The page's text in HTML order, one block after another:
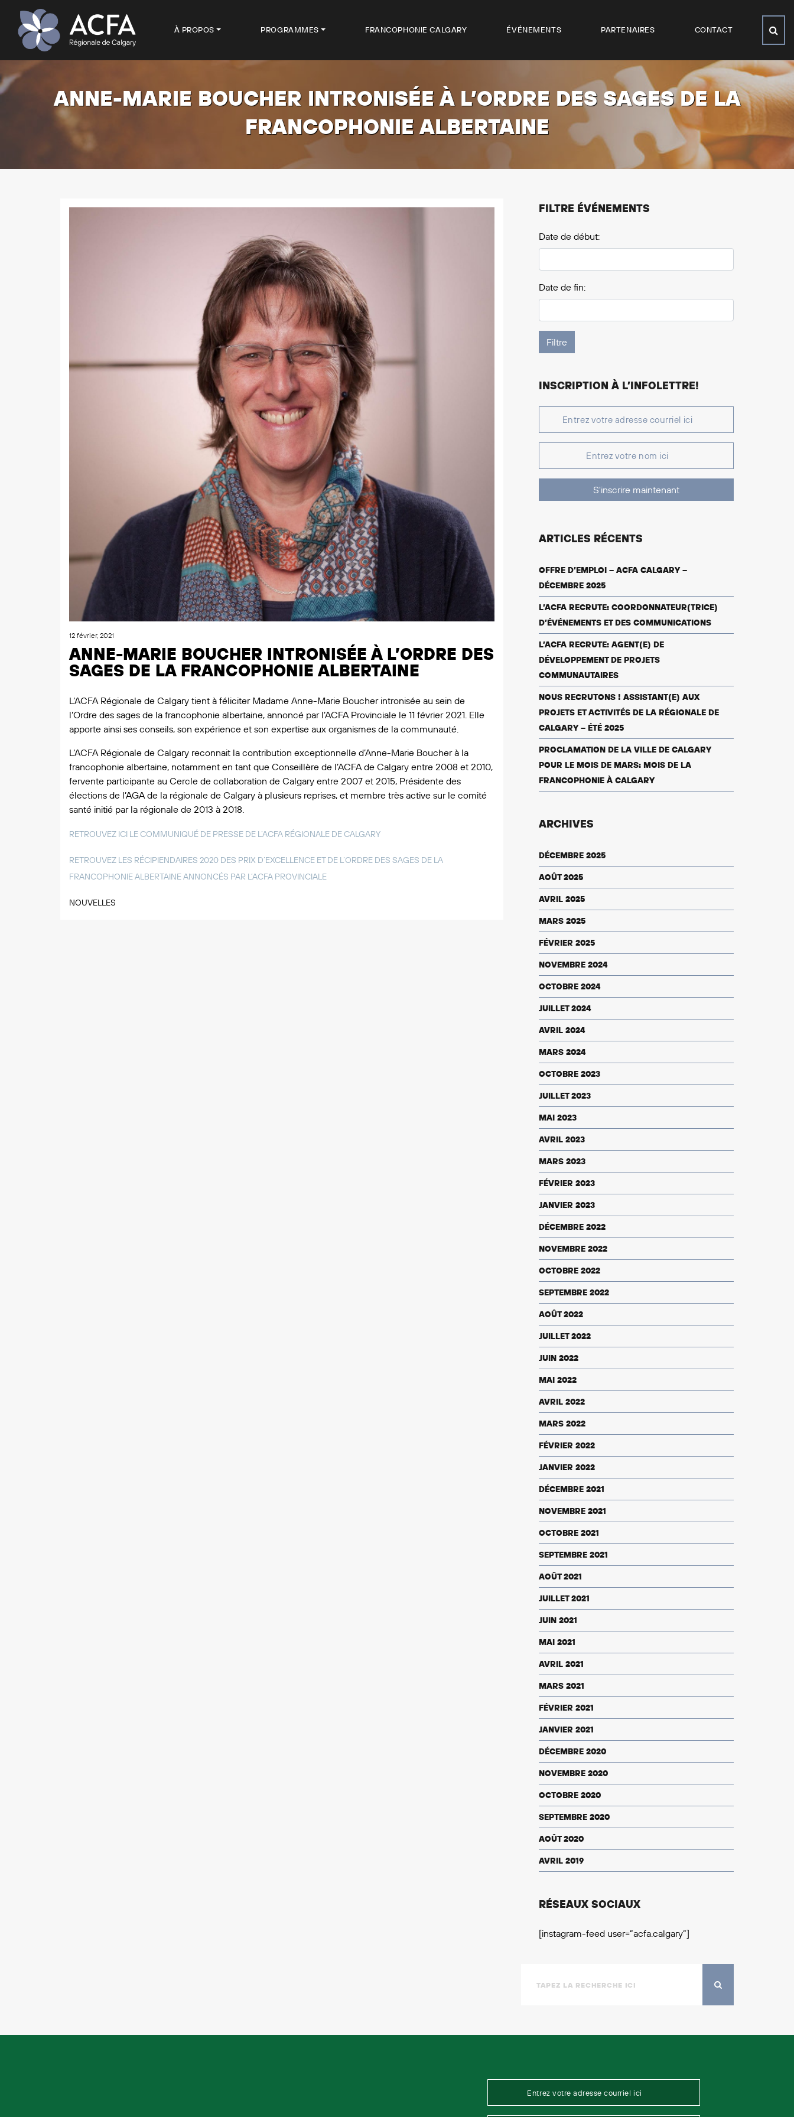
À PROPOS PROGRAMMES FRANCOPHONIE CALGARY ÉVÉNEMENTS PARTENAIRES CONTACT
ANNE-MARIE BOUCHER INTRONISÉE À L’ORDRE DES SAGES DE LA
FRANCOPHONIE ALBERTAINE
12 février, 2021
ANNE-MARIE BOUCHER INTRONISÉE À L’ORDRE DES
SAGES DE LA FRANCOPHONIE ALBERTAINE
L’ACFA Régionale de Calgary tient à féliciter Madame Anne-Marie Boucher intronisée au sein de
l’Ordre des sages de la francophonie albertaine, annoncé par l’ACFA Provinciale le 11 février 2021. Elle
apporte ainsi ses conseils, son expérience et son expertise aux organismes de la communauté.
L’ACFA Régionale de Calgary reconnait la contribution exceptionnelle d’Anne-Marie Boucher à la
francophonie albertaine, notamment en tant que Conseillère de l’ACFA de Calgary entre 2008 et 2010,
fervente participante au Cercle de collaboration de Calgary entre 2007 et 2015, Présidente des
élections de l’AGA de la régionale de Calgary à plusieurs reprises, et membre très active sur le comité
santé initié par la régionale de 2013 à 2018.
RETROUVEZ ICI LE COMMUNIQUÉ DE PRESSE DE L’ACFA RÉGIONALE DE CALGARY
RETROUVEZ LES RÉCIPIENDAIRES 2020 DES PRIX D’EXCELLENCE ET DE L’ORDRE DES SAGES DE LA
FRANCOPHONIE ALBERTAINE ANNONCÉS PAR L’ACFA PROVINCIALE
NOUVELLES
FILTRE ÉVÉNEMENTS
Date de début:
Date de fin:
INSCRIPTION À L’INFOLETTRE!
S'inscrire maintenant
ARTICLES RÉCENTS
OFFRE D’EMPLOI – ACFA CALGARY –
DÉCEMBRE 2025
L’ACFA RECRUTE: COORDONNATEUR(TRICE)
D’ÉVÉNEMENTS ET DES COMMUNICATIONS
L’ACFA RECRUTE: AGENT(E) DE
DÉVELOPPEMENT DE PROJETS
COMMUNAUTAIRES
NOUS RECRUTONS ! ASSISTANT(E) AUX
PROJETS ET ACTIVITÉS DE LA RÉGIONALE DE
CALGARY – ÉTÉ 2025
PROCLAMATION DE LA VILLE DE CALGARY
POUR LE MOIS DE MARS: MOIS DE LA
FRANCOPHONIE À CALGARY
ARCHIVES
DÉCEMBRE 2025
AOÛT 2025
AVRIL 2025
MARS 2025
FÉVRIER 2025
NOVEMBRE 2024
OCTOBRE 2024
JUILLET 2024
AVRIL 2024
MARS 2024
OCTOBRE 2023
JUILLET 2023
MAI 2023
AVRIL 2023
MARS 2023
FÉVRIER 2023
JANVIER 2023
DÉCEMBRE 2022
NOVEMBRE 2022
OCTOBRE 2022
SEPTEMBRE 2022
AOÛT 2022
JUILLET 2022
JUIN 2022
MAI 2022
AVRIL 2022
MARS 2022
FÉVRIER 2022
JANVIER 2022
DÉCEMBRE 2021
NOVEMBRE 2021
OCTOBRE 2021
SEPTEMBRE 2021
AOÛT 2021
JUILLET 2021
JUIN 2021
MAI 2021
AVRIL 2021
MARS 2021
FÉVRIER 2021
JANVIER 2021
DÉCEMBRE 2020
NOVEMBRE 2020
OCTOBRE 2020
SEPTEMBRE 2020
AOÛT 2020
AVRIL 2019
RÉSEAUX SOCIAUX
[instagram-feed user=”acfa.calgary”]